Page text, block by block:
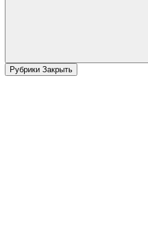
Рубрики Закрыть